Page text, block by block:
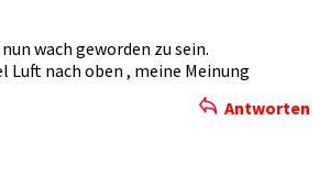
wach geworden zu sein.
Luft nach oben , meine Meinung
Antworten